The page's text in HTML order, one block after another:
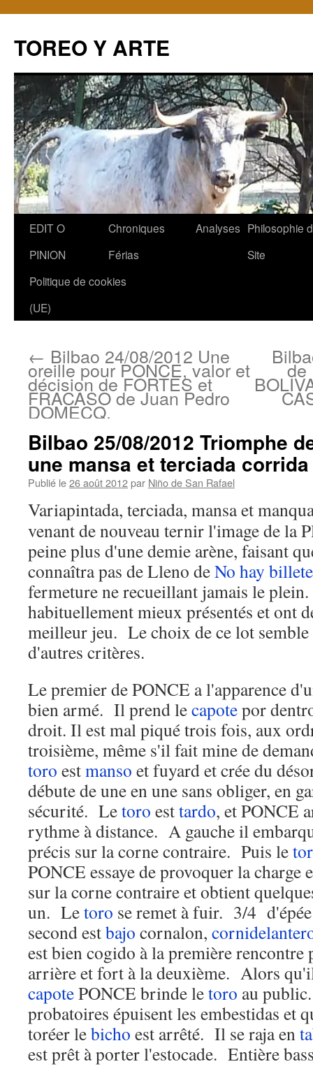
TOREO Y ARTE
Aller
contenu
EDIT O
PINION
Chroniques
Férias
Analyses Philosophie
Site
Politique de cookies
(UE)
← Bilbao 24/08/2012 Une
oreille pour PONCE, valor et
décision de FORTES et
FRACASO de Juan Pedro
DOMECQ.
de
Bilbao 25/08/2012 Triomphe
une mansa et terciada corrida
Publié le26 août 2012par Niño de San Rafael
Variapintada, terciada, mansa et
venant de nouveau ternir l'image de la
peine plus d'une demie arène, faisant
connaîtra pas de Lleno deNo hay
fermeture ne recueillant jamais le
habituellement mieux présentés et ont
meilleur jeu. Le choix de ce lot semble
d'autres critères.
Le premier de PONCE a l'apparence
bien armé. Il prend lecapotepor
droit. Il est mal piqué trois fois, aux
troisième, même s'il fait mine de
toro estmanso et fuyard et crée du
débute de une en une sans obliger, en
sécurité. Letoro esttardo, et PONCE
rythme à distance. A gauche il
précis sur la corne contraire. Puis le
PONCE essaye de provoquer la charge
sur la corne contraire et obtient
un. Letoro se remet à fuir. 3/4
second estbajo cornalon,
est bien cogido à la première
arrière et fort à la deuxième. Alors
capotePONCE brinde letoro au
probatoires épuisent les embestidas et
toréer lebicho est arrêté. Il se raja en
est prêt à porter l'estocade. Entière